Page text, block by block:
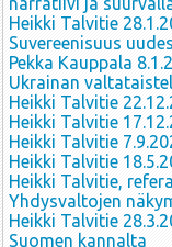
Heikki Talvitie
Suvereenisuus
Pekka Kauppala
Ukrainan
Heikki Talvitie
Heikki Talvitie
Heikki Talvitie
Heikki Talvitie
Heikki Talvitie,
Yhdysvaltojen
Heikki Talvitie
Suomen kannalta